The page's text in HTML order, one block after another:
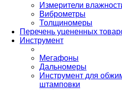
Измерители
Виброметры
Толщиномеры
Перечень уцененных
Инструмент
Мегафоны
Дальномеры
Инструмент для
штамповки